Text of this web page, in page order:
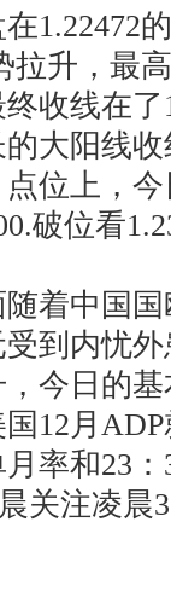
拉升，最
收线在了
大阳线
位上，今
破位看
着中国国
到内忧
今日的
12月
率和23
关注凌晨